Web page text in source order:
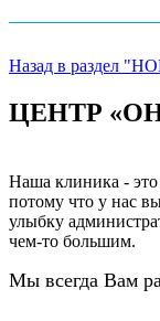
Назад в раздел
ЦЕНТР
Наша клиника - это
потому что у нас
улыбку
чем-то большим.
Мы всегда Вам